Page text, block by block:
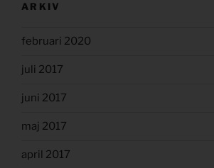
ARKIV
februari 2020
juli 2017
juni 2017
maj 2017
april 2017